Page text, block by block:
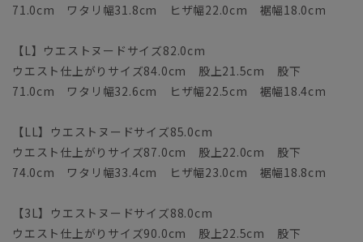
71.0cm ワタリ幅31.8cm ヒザ幅22.0cm 裾幅18.0cm
【L】ウエストヌードサイズ82.0cm
ウエスト仕上がりサイズ84.0cm 股上21.5cm 股下
71.0cm ワタリ幅32.6cm ヒザ幅22.5cm 裾幅18.4cm
【LL】ウエストヌードサイズ85.0cm
ウエスト仕上がりサイズ87.0cm 股上22.0cm 股下
74.0cm ワタリ幅33.4cm ヒザ幅23.0cm 裾幅18.8cm
【3L】ウエストヌードサイズ88.0cm
ウエスト仕上がりサイズ90.0cm 股上22.5cm 股下